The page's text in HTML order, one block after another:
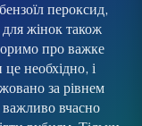
пероксид,
для жінок також
про важке
це необхідно, і
за рівнем
важливо вчасно